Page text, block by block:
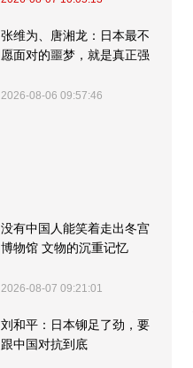
张维为、唐湘龙：日本最不
愿面对的噩梦，就是真正强
2026-08-06 09:57:46
没有中国人能笑着走出冬宫
博物馆 文物的沉重记忆
2026-08-07 09:21:01
刘和平：日本铆足了劲，要
跟中国对抗到底